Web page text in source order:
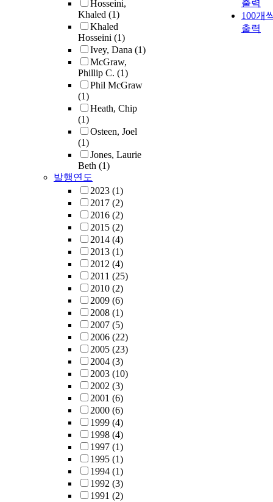
Hosseini,
Khaled (1)
Khaled
Hosseini (1)
Ivey, Dana (1)
McGraw,
Phillip C. (1)
Phil McGraw
(1)
Heath, Chip
(1)
Osteen, Joel
(1)
Jones, Laurie
Beth (1)
발행연도
2023 (1)
2017 (2)
2016 (2)
2015 (2)
2014 (4)
2013 (1)
2012 (4)
2011 (25)
2010 (2)
2009 (6)
2008 (1)
2007 (5)
2006 (22)
2005 (23)
2004 (3)
2003 (10)
2002 (3)
2001 (6)
2000 (6)
1999 (4)
1998 (4)
1997 (1)
1995 (1)
1994 (1)
1992 (3)
1991 (2)
출력
100개
출력